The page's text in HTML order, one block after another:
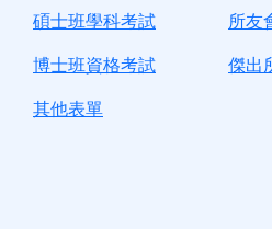
碩士班學科考試
博士班資格考試
其他表單
所友
傑出